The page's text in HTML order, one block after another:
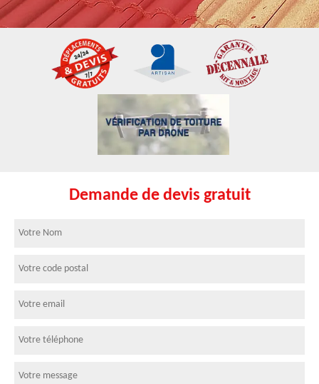
Demande de devis gratuit